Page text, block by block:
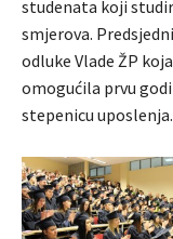
studenata koji
smjerova.
odluke Vlade ŽP
omogućila prvu
stepenicu uposlenja.